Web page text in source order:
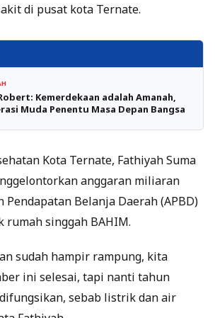
di pusat kota Ternate.
Kemerdekaan adalah Amanah,
Muda Penentu Masa Depan Bangsa
Kota Ternate, Fathiyah Suma
anggaran miliaran
Pendapatan Belanja Daerah (APBD)
rumah singgah BAHIM.
sudah hampir rampung, kita
ini selesai, tapi nanti tahun
sebab listrik dan air